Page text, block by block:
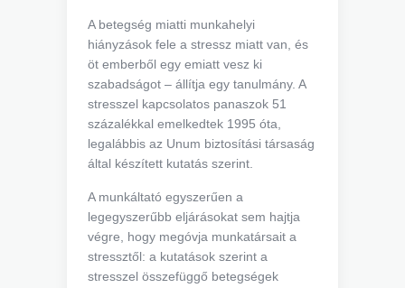
A betegség miatti munkahelyi
hiányzások fele a stressz miatt van, és
öt emberből egy emiatt vesz ki
szabadságot – állítja egy tanulmány. A
stresszel kapcsolatos panaszok 51
százalékkal emelkedtek 1995 óta,
legalábbis az Unum biztosítási társaság
által készített kutatás szerint.
A munkáltató egyszerűen a
legegyszerűbb eljárásokat sem hajtja
végre, hogy megóvja munkatársait a
stressztől: a kutatások szerint a
stresszel összefüggő betegségek